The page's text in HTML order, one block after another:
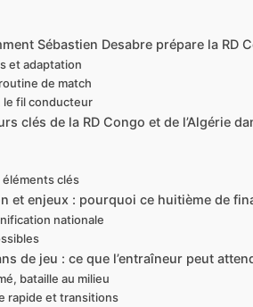
Sébastien Desabre prépare la RD
et adaptation
de match
fil conducteur
clés de la RD Congo et de l’Algérie
éléments clés
et enjeux : pourquoi ce huitième de
nationale
de jeu : ce que l’entraîneur peut
bataille au milieu
rapide et transitions